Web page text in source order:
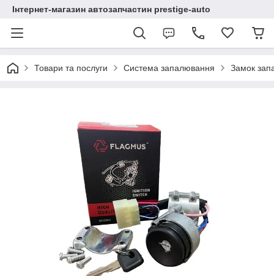
Інтернет-магазин автозапчастин prestige-auto
Товари та послуги Система запалювання Замок